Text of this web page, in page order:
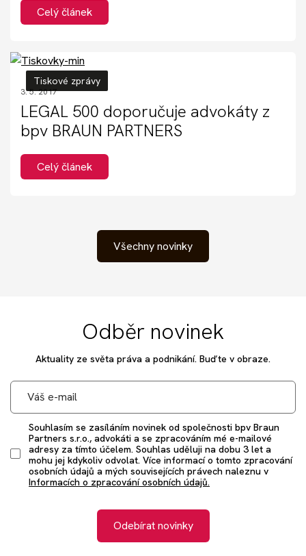
Celý článek
Tiskové zprávy
3. 5. 2017
LEGAL 500 doporučuje advokáty z
bpv BRAUN PARTNERS
Celý článek
Všechny novinky
Odběr novinek
Aktuality ze světa práva a podnikání. Buďte v obraze.
Souhlasím se zasíláním novinek od společnosti bpv Braun
Partners s.r.o., advokáti a se zpracováním mé e-mailové
adresy za tímto účelem. Souhlas uděluji na dobu 3 let a
mohu jej kdykoliv odvolat. Více informací o tomto zpracování
osobních údajů a mých souvisejících právech naleznu v
Informacích o zpracování osobních údajů.
Odebírat novinky